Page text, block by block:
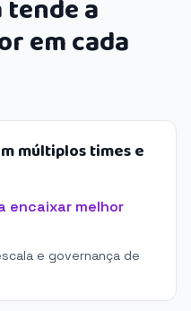
a
em cada
múltiplos times e
encaixar melhor
e governança de